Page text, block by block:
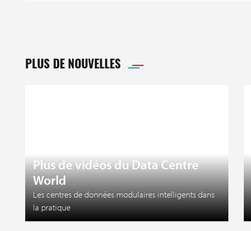
PLUS DE NOUVELLES
Plus de vidéos du Data Centre
World
Les centres de données modulaires intelligents dans
la pratique